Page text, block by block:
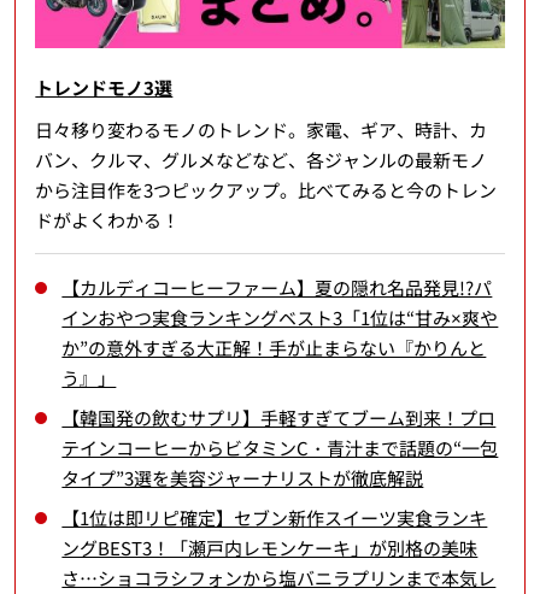
トレンドモノ3選
日々移り変わるモノのトレンド。家電、ギア、時計、カ
バン、クルマ、グルメなどなど、各ジャンルの最新モノ
から注目作を3つピックアップ。比べてみると今のトレン
ドがよくわかる！
【カルディコーヒーファーム】夏の隠れ名品発見!?パ
インおやつ実食ランキングベスト3「1位は“甘み×爽や
か”の意外すぎる大正解！手が止まらない『かりんと
う』」
【韓国発の飲むサプリ】手軽すぎてブーム到来！プロ
テインコーヒーからビタミンC・青汁まで話題の“一包
タイプ”3選を美容ジャーナリストが徹底解説
【1位は即リピ確定】セブン新作スイーツ実食ランキ
ングBEST3！「瀬戸内レモンケーキ」が別格の美味
さ…ショコラシフォンから塩バニラプリンまで本気レ